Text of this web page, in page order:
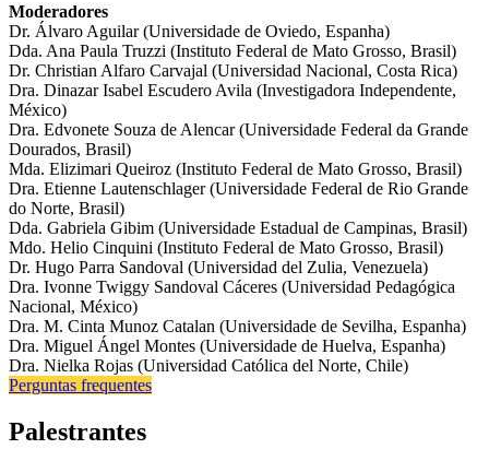
Moderadores
Dr. Álvaro Aguilar (Universidade de Oviedo, Espanha)
Dda. Ana Paula Truzzi (Instituto Federal de Mato Grosso, Brasil)
Dr. Christian Alfaro Carvajal (Universidad Nacional, Costa Rica)
Dra. Dinazar Isabel Escudero Avila (Investigadora Independente,
México)
Dra. Edvonete Souza de Alencar (Universidade Federal da Grande
Dourados, Brasil)
Mda. Elizimari Queiroz (Instituto Federal de Mato Grosso, Brasil)
Dra. Etienne Lautenschlager (Universidade Federal de Rio Grande
do Norte, Brasil)
Dda. Gabriela Gibim (Universidade Estadual de Campinas, Brasil)
Mdo. Helio Cinquini (Instituto Federal de Mato Grosso, Brasil)
Dr. Hugo Parra Sandoval (Universidad del Zulia, Venezuela)
Dra. Ivonne Twiggy Sandoval Cáceres (Universidad Pedagógica
Nacional, México)
Dra. M. Cinta Munoz Catalan (Universidade de Sevilha, Espanha)
Dra. Miguel Ángel Montes (Universidade de Huelva, Espanha)
Dra. Nielka Rojas (Universidad Católica del Norte, Chile)
Perguntas frequentes
Palestrantes